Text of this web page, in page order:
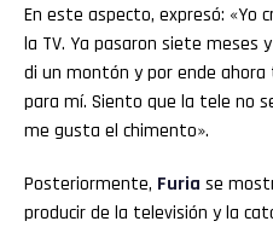
En este aspecto, expresó: «Yo
la TV. Ya pasaron siete meses
di un montón y por ende
para mí. Siento que la tele no
me gusta el chimento».
Posteriormente, Furia se
producir de la televisión y la